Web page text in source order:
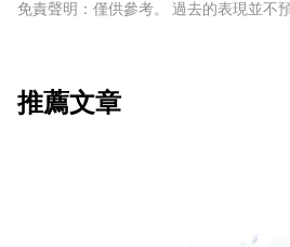
免責聲明：僅供參考。 過去的表現並不
推薦文章